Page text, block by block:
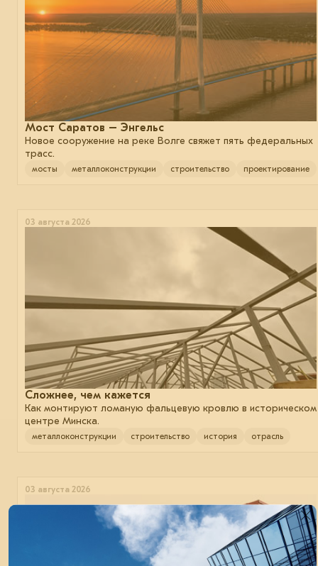
Мост Саратов – Энгельс
Новое сооружение на реке Волге свяжет пять федеральных
трасс.
мосты металлоконструкции строительство проектирование
03 августа 2026
Сложнее, чем кажется
Как монтируют ломаную фальцевую кровлю в историческом
центре Минска.
металлоконструкции строительство история отрасль
03 августа 2026